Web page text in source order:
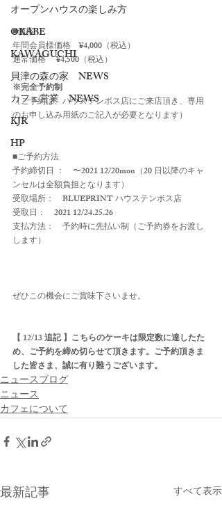
オープンハウスの楽しみ方
OKABE
KAWAGUCHI
貝津の森の家 NEWS
カフェ営業 NEWS
KJR
HP
■価格
年間会員様価格　¥4,000（税込）
通常価格　 ¥4,500（税込）
※完全予約制
（ご予約は、ハウステンボス店にご来店頂き、専用
のお申し込み用紙のご記入が必要となります）
■ご予約方法
予約締切日 ：　〜2021 12/20mon（20 日以降のキャ
ンセルは全額負担となります）
受取場所：　BLUEPRINT ハウステンボス店
受取日：　2021 12/24.25.26
支払方法：　予約時に先払い制（ご予約券をお渡し
します）
ぜひこの機会にご賞味下さいませ。
【 12/13 追記 】こちらのケーキは限定数に達したた
め、ご予約を締め切らせて頂きます。ご予約頂きま
した皆さま、誠に有り難うございます。
ニュースブログ
ニュース
カフェについて
最新記事 すべて表示